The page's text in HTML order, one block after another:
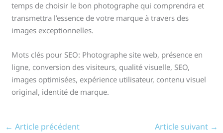
temps de choisir le bon photographe qui comprendra et
transmettra l’essence de votre marque à travers des
images exceptionnelles.
Mots clés pour SEO: Photographe site web, présence en
ligne, conversion des visiteurs, qualité visuelle, SEO,
images optimisées, expérience utilisateur, contenu visuel
original, identité de marque.
← Article précédent Article suivant →